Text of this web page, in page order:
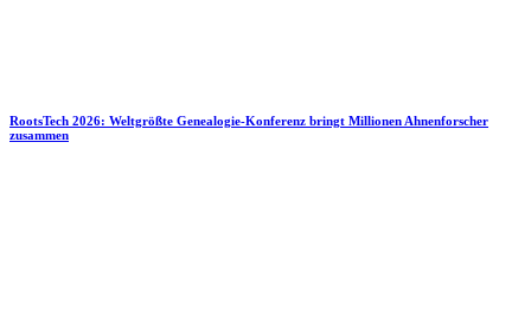
RootsTech 2026: Weltgrößte Genealogie-Konferenz bringt Millionen Ahnenforscher
zusammen